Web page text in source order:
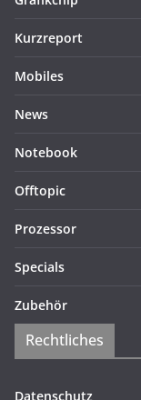
Kurzreport
Mobiles
News
Notebook
Offtopic
Prozessor
Specials
Zubehör
Rechtliches
Datenschutz